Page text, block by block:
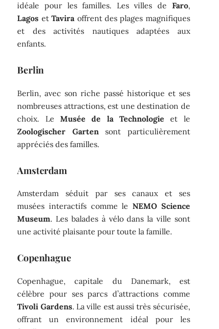
idéale pour les familles. Les villes de Faro,
Lagos etTaviraoffrent des plages magnifiques
et des activités nautiques adaptées aux
enfants.
Berlin
Berlin, avec son riche passé historique et ses
nombreuses attractions, est une destination de
choix. LeMusée de la Technologie et le
Zoologischer Gartensont particulièrement
appréciés des familles.
Amsterdam
Amsterdam séduit par ses canaux et ses
musées interactifs comme le NEMO Science
Museum. Les balades à vélo dans la ville sont
une activité plaisante pour toute la famille.
Copenhague
Copenhague, capitale du Danemark, est
célèbre pour ses parcs d’attractions comme
Tivoli Gardens. La ville est aussi très sécurisée,
offrant un environnement idéal pour les